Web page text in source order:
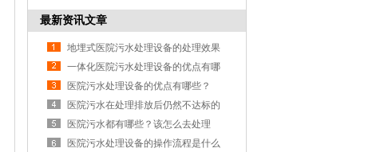
最新资讯文章
地埋式医院污水处理设备的处理效果
怎么样？
一体化医院污水处理设备的优点有哪
些
医院污水处理设备的优点有哪些？
医院污水在处理排放后仍然不达标的
原因有哪些？
医院污水都有哪些？该怎么去处理
医院污水处理设备的操作流程是什么